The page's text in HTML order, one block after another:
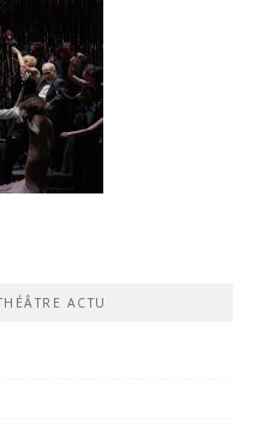
ACTU